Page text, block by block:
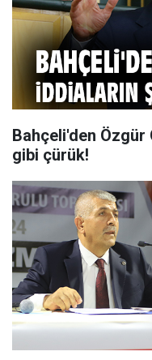
Bahçeli'den Özgür
gibi çürük!